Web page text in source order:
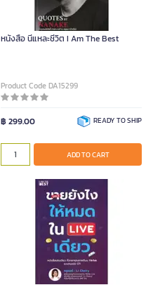
หนังสือ นี่แหละชีวิต I Am The Best
Product Code DA15299
฿ 299.00 READY TO SHIP
ADD TO CART